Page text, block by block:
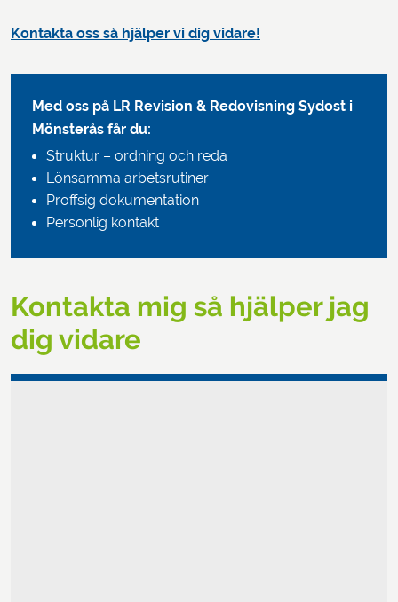
Kontakta oss så hjälper vi dig vidare!
Med oss på LR Revision & Redovisning Sydost i
Mönsterås får du:
Struktur – ordning och reda
Lönsamma arbetsrutiner
Proffsig dokumentation
Personlig kontakt
Kontakta mig så hjälper jag
dig vidare